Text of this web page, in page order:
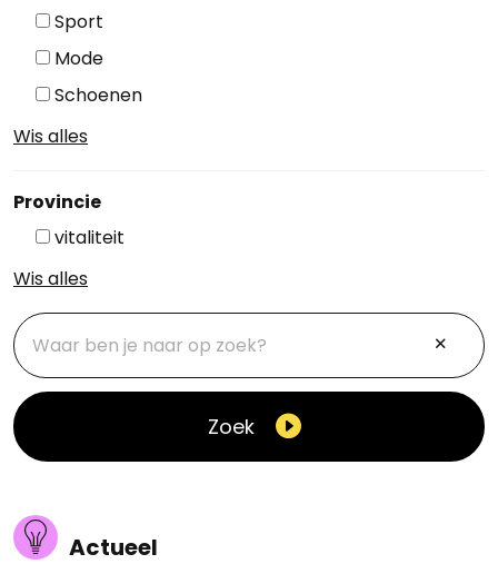
Sport
Mode
Schoenen
Wis alles
Provincie
vitaliteit
Wis alles
Zoek
Actueel